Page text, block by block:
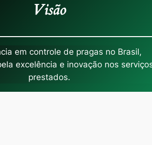
Visão
em controle de pragas no Brasil,
excelência e inovação nos
prestados.